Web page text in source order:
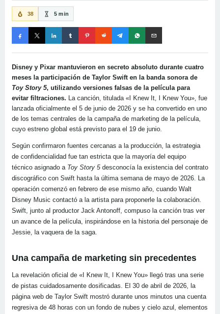
38 5 min
Disney y Pixar mantuvieron en secreto absoluto durante cuatro
meses la participación de Taylor Swift en la banda sonora de
Toy Story 5, utilizando versiones falsas de la película para
evitar filtraciones. La canción, titulada «I Knew It, I Knew You», fue
lanzada oficialmente el 5 de junio de 2026 y se ha convertido en uno
de los temas centrales de la campaña de marketing de la película,
cuyo estreno global está previsto para el 19 de junio.
Según confirmaron fuentes cercanas a la producción, la estrategia
de confidencialidad fue tan estricta que la mayoría del equipo
técnico asignado a Toy Story 5desconocía la existencia del contrato
discográfico con Swift hasta la última semana de mayo de 2026. La
operación comenzó en febrero de ese mismo año, cuando Walt
Disney Music contactó a la artista para proponerle la colaboración.
Swift, junto al productor Jack Antonoff, compuso la canción tras ver
un avance de la película, inspirándose en la historia del personaje de
Jessie, la vaquera de la saga.
Una campaña de marketing sin precedentes
La revelación oficial de «I Knew It, I Knew You» llegó tras una serie
de pistas cuidadosamente dosificadas. El 30 de abril de 2026, la
página web de Taylor Swift mostró durante unos minutos una cuenta
regresiva de 48 horas con un fondo de nubes y cielo azul, elementos